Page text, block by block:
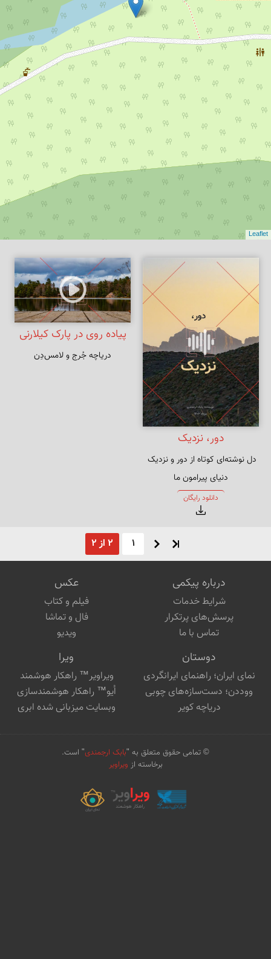
Leaflet
دور، نزدیک
دنیای پیرامون ما
دانلود رایگان
پیاده روی در پارک کیلارنی
دریاچه جُرج و لامس‌دِن
1 2 از 2
درباره پیکمی
شرایط خدمات
پرسش‌های پرتکرار
تماس با ما
عکس
فیلم و کتاب
فال و تماشا
ویدیو
دوستان
نمای ایران؛ راهنمای ایرانگردی
ووددن؛ دست‌سازه‌های چوبی
دریاچه کویر
ویرا
ویراویر™ راهکار هوشمند
اُیو™ راهکار هوشمندسازی
وبسایت میزبانی شده ابری
© تمامی حقوق متعلق به "بابک ارجمندی" است.
برخاسته از ویراویر